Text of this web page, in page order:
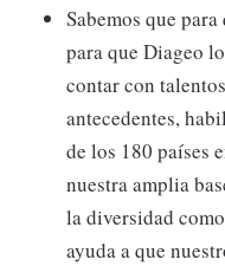
Sabemos que
para que Diageo
contar con
antecedentes,
de los 180 países
nuestra amplia
la diversidad
ayuda a que